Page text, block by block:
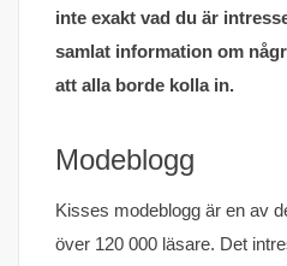
inte exakt vad du är
samlat information om
att alla borde kolla in.
Modeblogg
Kisses modeblogg är en av
över 120 000 läsare. Det